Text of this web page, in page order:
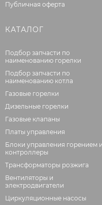
Публичная оферта
КАТАЛОГ
Подбор запчасти по
наименованию горелки
Подбор запчасти по
наименованию котла
Газовые горелки
Дизельные горелки
Газовые клапаны
Платы управления
Блоки управления горением и
контроллеры
Трансформаторы розжига
Вентиляторы и
электродвигатели
Циркуляционные насосы